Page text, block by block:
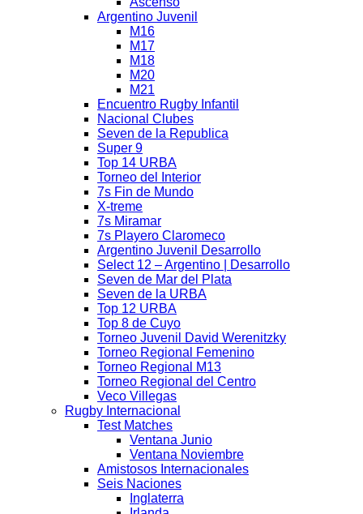
Argentino Juvenil
M16
M17
M18
M20
M21
Encuentro Rugby Infantil
Nacional Clubes
Seven de la Republica
Super 9
Top 14 URBA
Torneo del Interior
7s Fin de Mundo
X-treme
7s Miramar
7s Playero Claromeco
Argentino Juvenil Desarrollo
Select 12 – Argentino | Desarrollo
Seven de Mar del Plata
Seven de la URBA
Top 12 URBA
Top 8 de Cuyo
Torneo Juvenil David Werenitzky
Torneo Regional Femenino
Torneo Regional M13
Torneo Regional del Centro
Veco Villegas
Rugby Internacional
Test Matches
Ventana Junio
Ventana Noviembre
Amistosos Internacionales
Seis Naciones
Inglaterra